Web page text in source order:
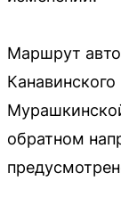
Маршрут
обратном